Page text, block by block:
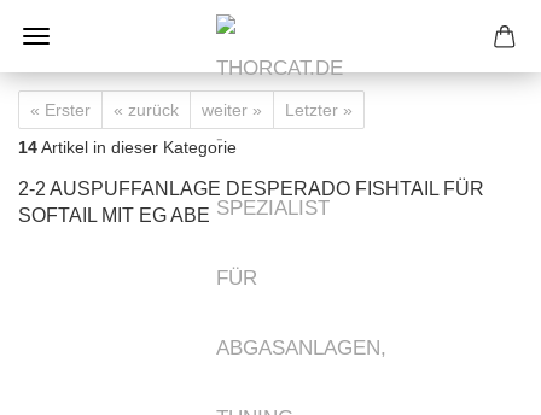
« Erster « zurück weiter »
Letzter »
14Artikel in dieser Kategorie
2-2 AUSPUFFANLAGE DESPERADO FISHTAIL FÜR
SOFTAIL MIT EG ABE